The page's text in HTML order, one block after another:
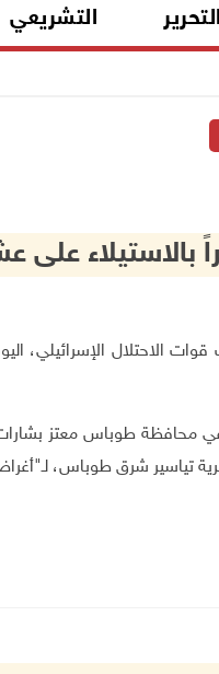
التشريعي
بالاستيلاء
وفا- أصدرت قوات الاحتلال
طوباس معتز بشارات،